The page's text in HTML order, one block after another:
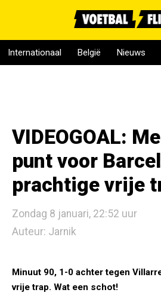
Internationaal België Nieuws
VIDEOGOAL:
punt voor
prachtige vrije
Zondag 8 januari, 22:52 uur
Auteur: Jarnik
Minuut 90, 1-0 achter tegen
vrije trap. Wat een schot!